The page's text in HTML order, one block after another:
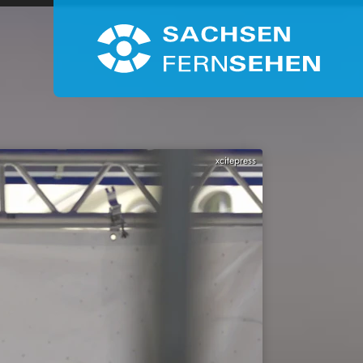
xcitepress